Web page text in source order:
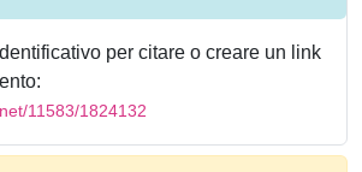
per citare o creare un link
11583/1824132